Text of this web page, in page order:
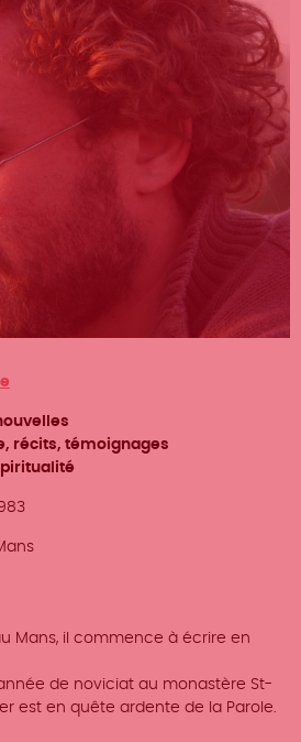
récits, témoignages
Mans, il commence à écrire en
de noviciat au monastère St-
est en quête ardente de la Parole.